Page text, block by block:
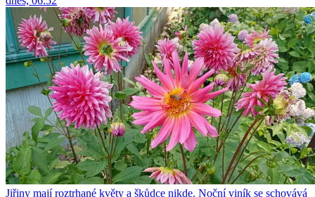
Jiřiny mají roztrhané květy a škůdce nikde. Noční viník se schovává